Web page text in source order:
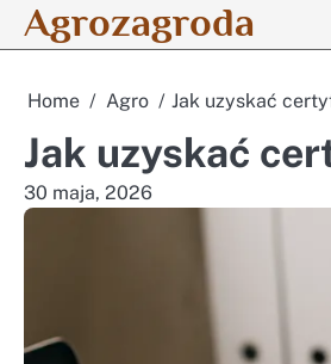
SkipAgrozagroda
Home Agro Jak uzyskać
Jak uzyskać
30 maja, 2026